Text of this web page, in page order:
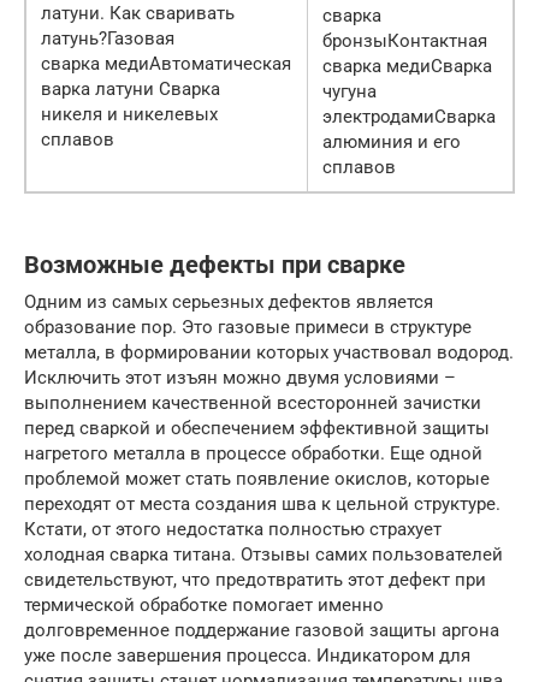
латуни. Как сваривать
латунь?Газовая
сварка медиАвтоматическая
варка латуни Сварка
никеля и никелевых
сплавов
сварка
бронзыКонтактная
сварка медиСварка
чугуна
электродамиСварка
алюминия и его
сплавов
Возможные дефекты при сварке
Одним из самых серьезных дефектов является
образование пор. Это газовые примеси в структуре
металла, в формировании которых участвовал водород.
Исключить этот изъян можно двумя условиями –
выполнением качественной всесторонней зачистки
перед сваркой и обеспечением эффективной защиты
нагретого металла в процессе обработки. Еще одной
проблемой может стать появление окислов, которые
переходят от места создания шва к цельной структуре.
Кстати, от этого недостатка полностью страхует
холодная сварка титана. Отзывы самих пользователей
свидетельствуют, что предотвратить этот дефект при
термической обработке помогает именно
долговременное поддержание газовой защиты аргона
уже после завершения процесса. Индикатором для